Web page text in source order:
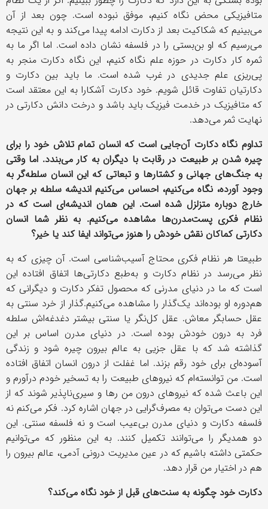
متافیزیکی محض نگاه کنیم، موفق نبوده است. چون بعد از آن
می‌بینیم که شکاکیت بعد از دکارت ادامه پیدا می‌کند و به این نتیجه
می‌رسیم که او بن‌بستی را در فلسفه نشان داده است. اما اگر ما به
ثمره کار دکارت در حوزه علم نگاه کنیم، این نگاه دکارت منجر به
پی‌ریزی علم جدیدی در غرب شده است. ما باید بین دکارت و
دکارتیان تفاوت قائل شویم. خود دکارت آشکارا به این معتقد است
که متافیزیک در خدمت فیزیک باید باشد و درخت دانش دکارتی در
نهایت ثمر می‌دهد.
تداوم نگاه دکارت آن‌جایی است که انسان تمام تلاش خود را برای
چیره شدن بر طبیعت در رقابت با دیگران به کار می‌بندد. اما وقتی
به جنگ‌های جهانی و کشتارها و تبعاتی که این انسان سلطه‌گر به
وجود آورده، نگاه می‌کنیم، احساس می‌کنیم اندیشه سلطه بر جهان
خارج دوباره متزلزل شده است. این همان اندیشه‌ای است که در
نظام فکری پست‌مدرن‌ها مشاهده می‌کنیم. به نظر شما انسان
دکارتی کماکان نقش خودش را هنوز می‌تواند ایفا کند یا خیر؟
طبیعتا هر نظام فکری محتاج آسیب‌شناسی است. آن چیزی که به
نظر می‌رسد در نظام دکارت و به‌طبع دکارتی‌ها اتفاق افتاده این
است که ما در دنیای مدرنی که محصول تفکر دکارت و دیگرانی که
هم‌دوره او بوده‌اند یک‌گذار را مشاهده می‌کنیم.‌گذار از خرد سنتی به
عقل حسابگر معاش. عقل کل‌نگر یا سنتی بیشتر دغدغه‌اش سلطه
فرد به درون خودش بوده است. در دنیای مدرن اساس بر این
گذاشته شد که با عقل جزیی به عالم بیرون چیره شود و زندگی
آسوده‌ای برای خود رقم بزند. اما غفلت از درون انسان اتفاق افتاده
است. من توانسته‌ام که نیروهای طبیعت را به تسخیر خودم درآورم و
این باعث شده که نیروهای درون من رها و سیری‌ناپذیر شوند که از
این دست می‌توان به مصرف‌گرایی در جهان اشاره کرد. فکر می‌کنم نه
فلسفه دکارت و دنیای مدرن بی‌عیب است و نه فلسفه سنتی. این
دو همدیگر را می‌توانند تکمیل کنند. به این منظور که می‌توانیم
حکمتی داشته باشیم که در عین مدیریت درونی آدمی، عالم بیرون را
هم در اختیار من قرار دهد.
دکارت خود چگونه به سنت‌های قبل از خود نگاه می‌کند؟